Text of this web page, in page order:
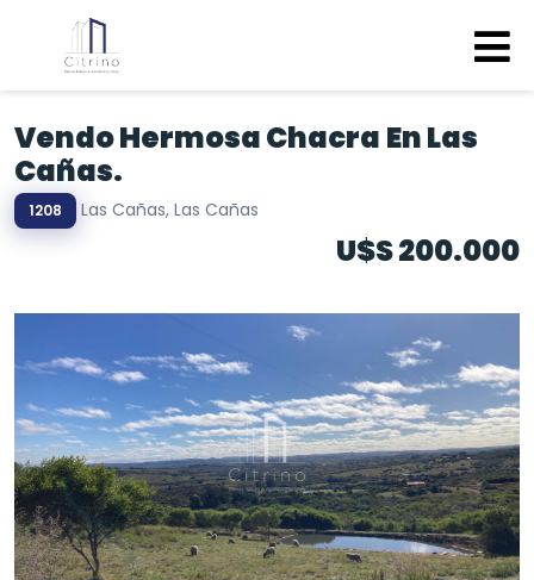
Vendo Hermosa Chacra En Las
Cañas.
1208 Las Cañas, Las Cañas
U$S 200.000